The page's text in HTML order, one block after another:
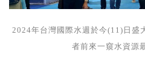
2024年台灣國際水週於今(11)日盛
者前來一窺水資源